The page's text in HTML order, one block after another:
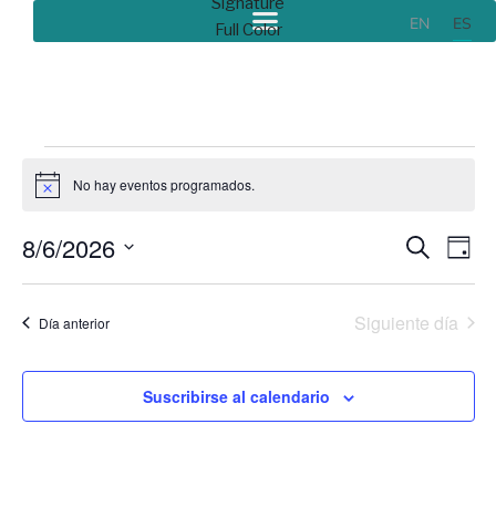
EN ES
Aviso No hay eventos programados.
y
vistas
Buscar
de
Día
8/6/2026
Día anterior Siguiente día
Suscribirse al calendario